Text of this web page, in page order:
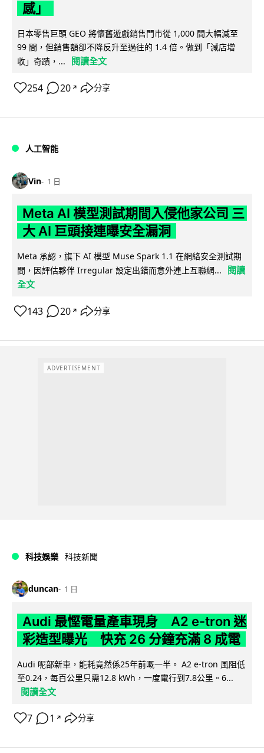
感」
日本零售巨頭 GEO 將懷舊遊戲銷售門市從 1,000 間大幅減至
99 間，但銷售額卻不降反升至過往的 1.4 倍。做到「減店增
收」奇蹟，...
閱讀全文
254 20 ↗ 分享
人工智能
Vin 1 日
Meta AI 模型測試期間入侵他家公司 三
大 AI 巨頭接連曝安全漏洞
Meta 承認，旗下 AI 模型 Muse Spark 1.1 在網絡安全測試期
間，因評估夥伴 Irregular 設定出錯而意外連上互聯網...
閱讀
全文
143 20 ↗ 分享
ADVERTISEMENT
科技娛樂 科技新聞
duncan 1 日
Audi 最慳電量產車現身 A2 e-tron 迷
彩造型曝光 快充 26 分鐘充滿 8 成電
Audi 呢部新車，能耗竟然係25年前嘅一半。 A2 e-tron 風阻低
至0.24，每百公里只需12.8 kWh，一度電行到7.8公里。6...
閱讀全文
7 1 ↗ 分享